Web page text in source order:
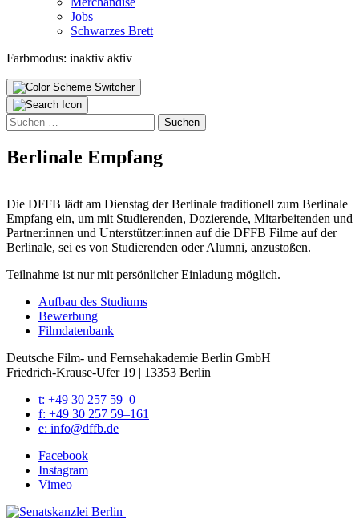
Jobs
Schwar­zes Brett
Farbmodus: inaktiv aktiv
Suchen
nach:
Ber­li­na­le Emp­fang
Die DFFB lädt am Diens­tag der Ber­li­na­le tra­di­tio­nell zum Ber­li­na­le
Emp­fang ein, um mit Stu­die­ren­den, Dozie­ren­de, Mit­ar­bei­ten­den und
Partner:innen und Unterstützer:innen auf die DFFB Fil­me auf der
Ber­li­na­le, sei es von Stu­die­ren­den oder Alum­ni, anzu­sto­ßen.
Teil­nah­me ist nur mit per­sön­li­cher Ein­la­dung mög­lich.
Auf­bau des Stu­di­ums
Bewer­bung
Film­da­ten­bank
Deutsche Film- und Fernseh­akademie Berlin GmbH
Friedrich-Krause-Ufer 19 | 13353 Berlin
t: +49 30 257 59–0
f: +49 30 257 59–161
e: info@​dffb.​de
Face­book
Insta­gram
Vimeo